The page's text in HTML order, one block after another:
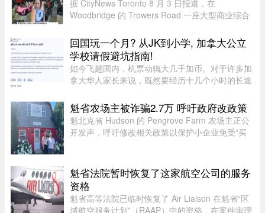
据 CityNews Toronto 8 月 3 日报道，在
Woodbridge 的 Trowers Road 一座大型商业综合
品售价低至 200 元。“我们拥有最大规模的高端儿
童电动车和玩具车选择之一。”这 ...
回国玩一个月? 从JK到小学, 加拿大公立
学校请假避坑指南!
如今飞趟国内，机票动辄大几千加币。对于许多加
拿大华人家长来说，既然要经历十几个小时的长途
趁着孩子还小，请假回国待上一个月，让孩子好好
陪陪爷爷奶奶，成了不少 ...
魁省农场主被诈骗2.7万 呼吁政府改政策
魁北克省 Hudson 的 Pengrove Farm 农场主正公
开发声，呼吁修改相关政策以保护小企业免受“买
Cosgrove 和 Matt Penney 夫 ...
魁省法院暂时恢复了这家航空公司的服务
资格
魁省高等法院已临时恢复了 Air Liaison 在魁省“区
域航空服务计划”（RAAP）中的资格，在案件审理